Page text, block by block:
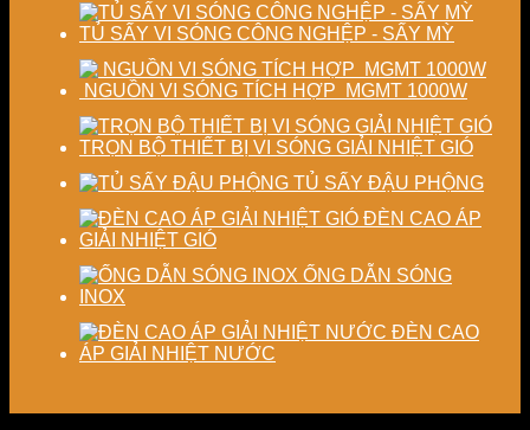
TỦ SẤY VI SÓNG CÔNG NGHỆP - SẤY MỲ
NGUỒN VI SÓNG TÍCH HỢP MGMT 1000W
TRỌN BỘ THIẾT BỊ VI SÓNG GIẢI NHIỆT GIÓ
TỦ SẤY ĐẬU PHỘNG
ĐÈN CAO ÁP
GIẢI NHIỆT GIÓ
ỐNG DẪN SÓNG
INOX
ĐÈN CAO
ÁP GIẢI NHIỆT NƯỚC